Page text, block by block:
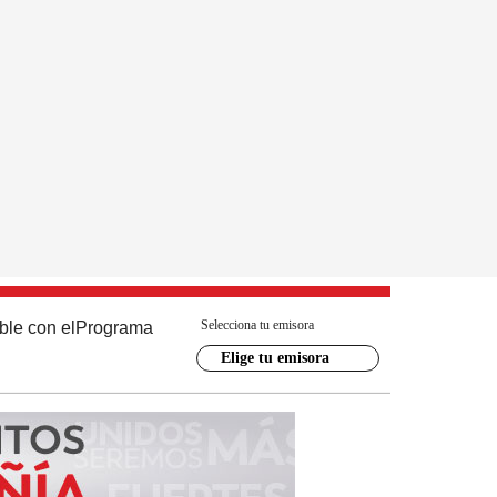
con el Programa Selecciona tu emisora
Elige tu emisora